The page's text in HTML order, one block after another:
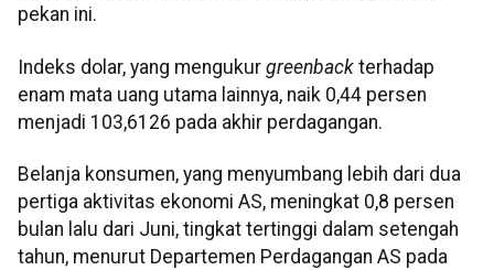
pekan ini.
Indeks dolar, yang mengukur greenback terhadap
enam mata uang utama lainnya, naik 0,44 persen
menjadi 103,6126 pada akhir perdagangan.
Belanja konsumen, yang menyumbang lebih dari dua
pertiga aktivitas ekonomi AS, meningkat 0,8 persen
bulan lalu dari Juni, tingkat tertinggi dalam setengah
tahun, menurut Departemen Perdagangan AS pada